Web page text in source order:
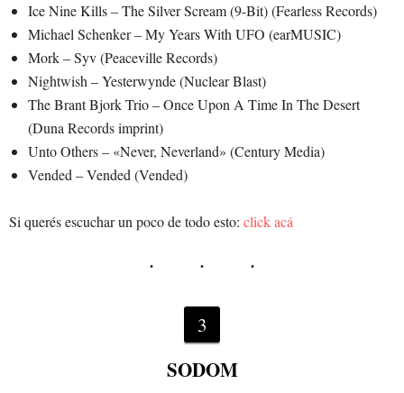
Ice Nine Kills – The Silver Scream (9-Bit) (Fearless Records)
Michael Schenker – My Years With UFO (earMUSIC)
Mork – Syv (Peaceville Records)
Nightwish – Yesterwynde (Nuclear Blast)
The Brant Bjork Trio – Once Upon A Time In The Desert
(Duna Records imprint)
Unto Others – «Never, Neverland» (Century Media)
Vended – Vended (Vended)
Si querés escuchar un poco de todo esto: click acá
3
SODOM